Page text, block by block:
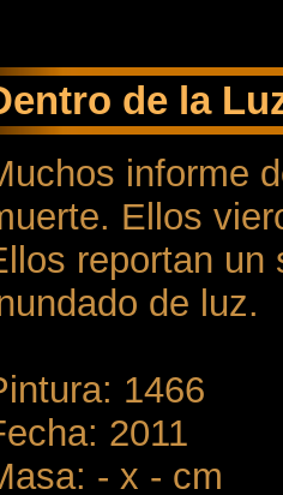
de la
informe
Ellos
reportan un
de luz.
1466
2011
- x - cm